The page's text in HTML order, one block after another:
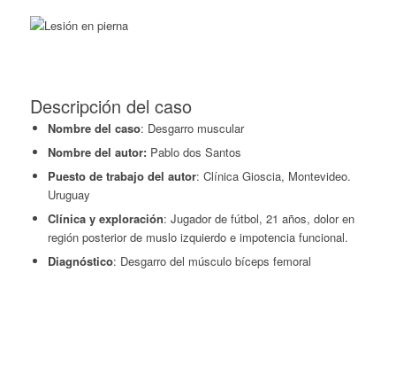
Descripción del caso
Nombre del caso: Desgarro muscular
Nombre del autor:Pablo dos Santos
Puesto de trabajo del autor: Clínica Gioscia, Montevideo.
Uruguay
Clínica y exploración: Jugador de fútbol, 21 años, dolor en
región posterior de muslo izquierdo e impotencia funcional.
Diagnóstico: Desgarro del músculo bíceps femoral